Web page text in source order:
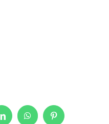
LinkedInWhatsAppPinterest